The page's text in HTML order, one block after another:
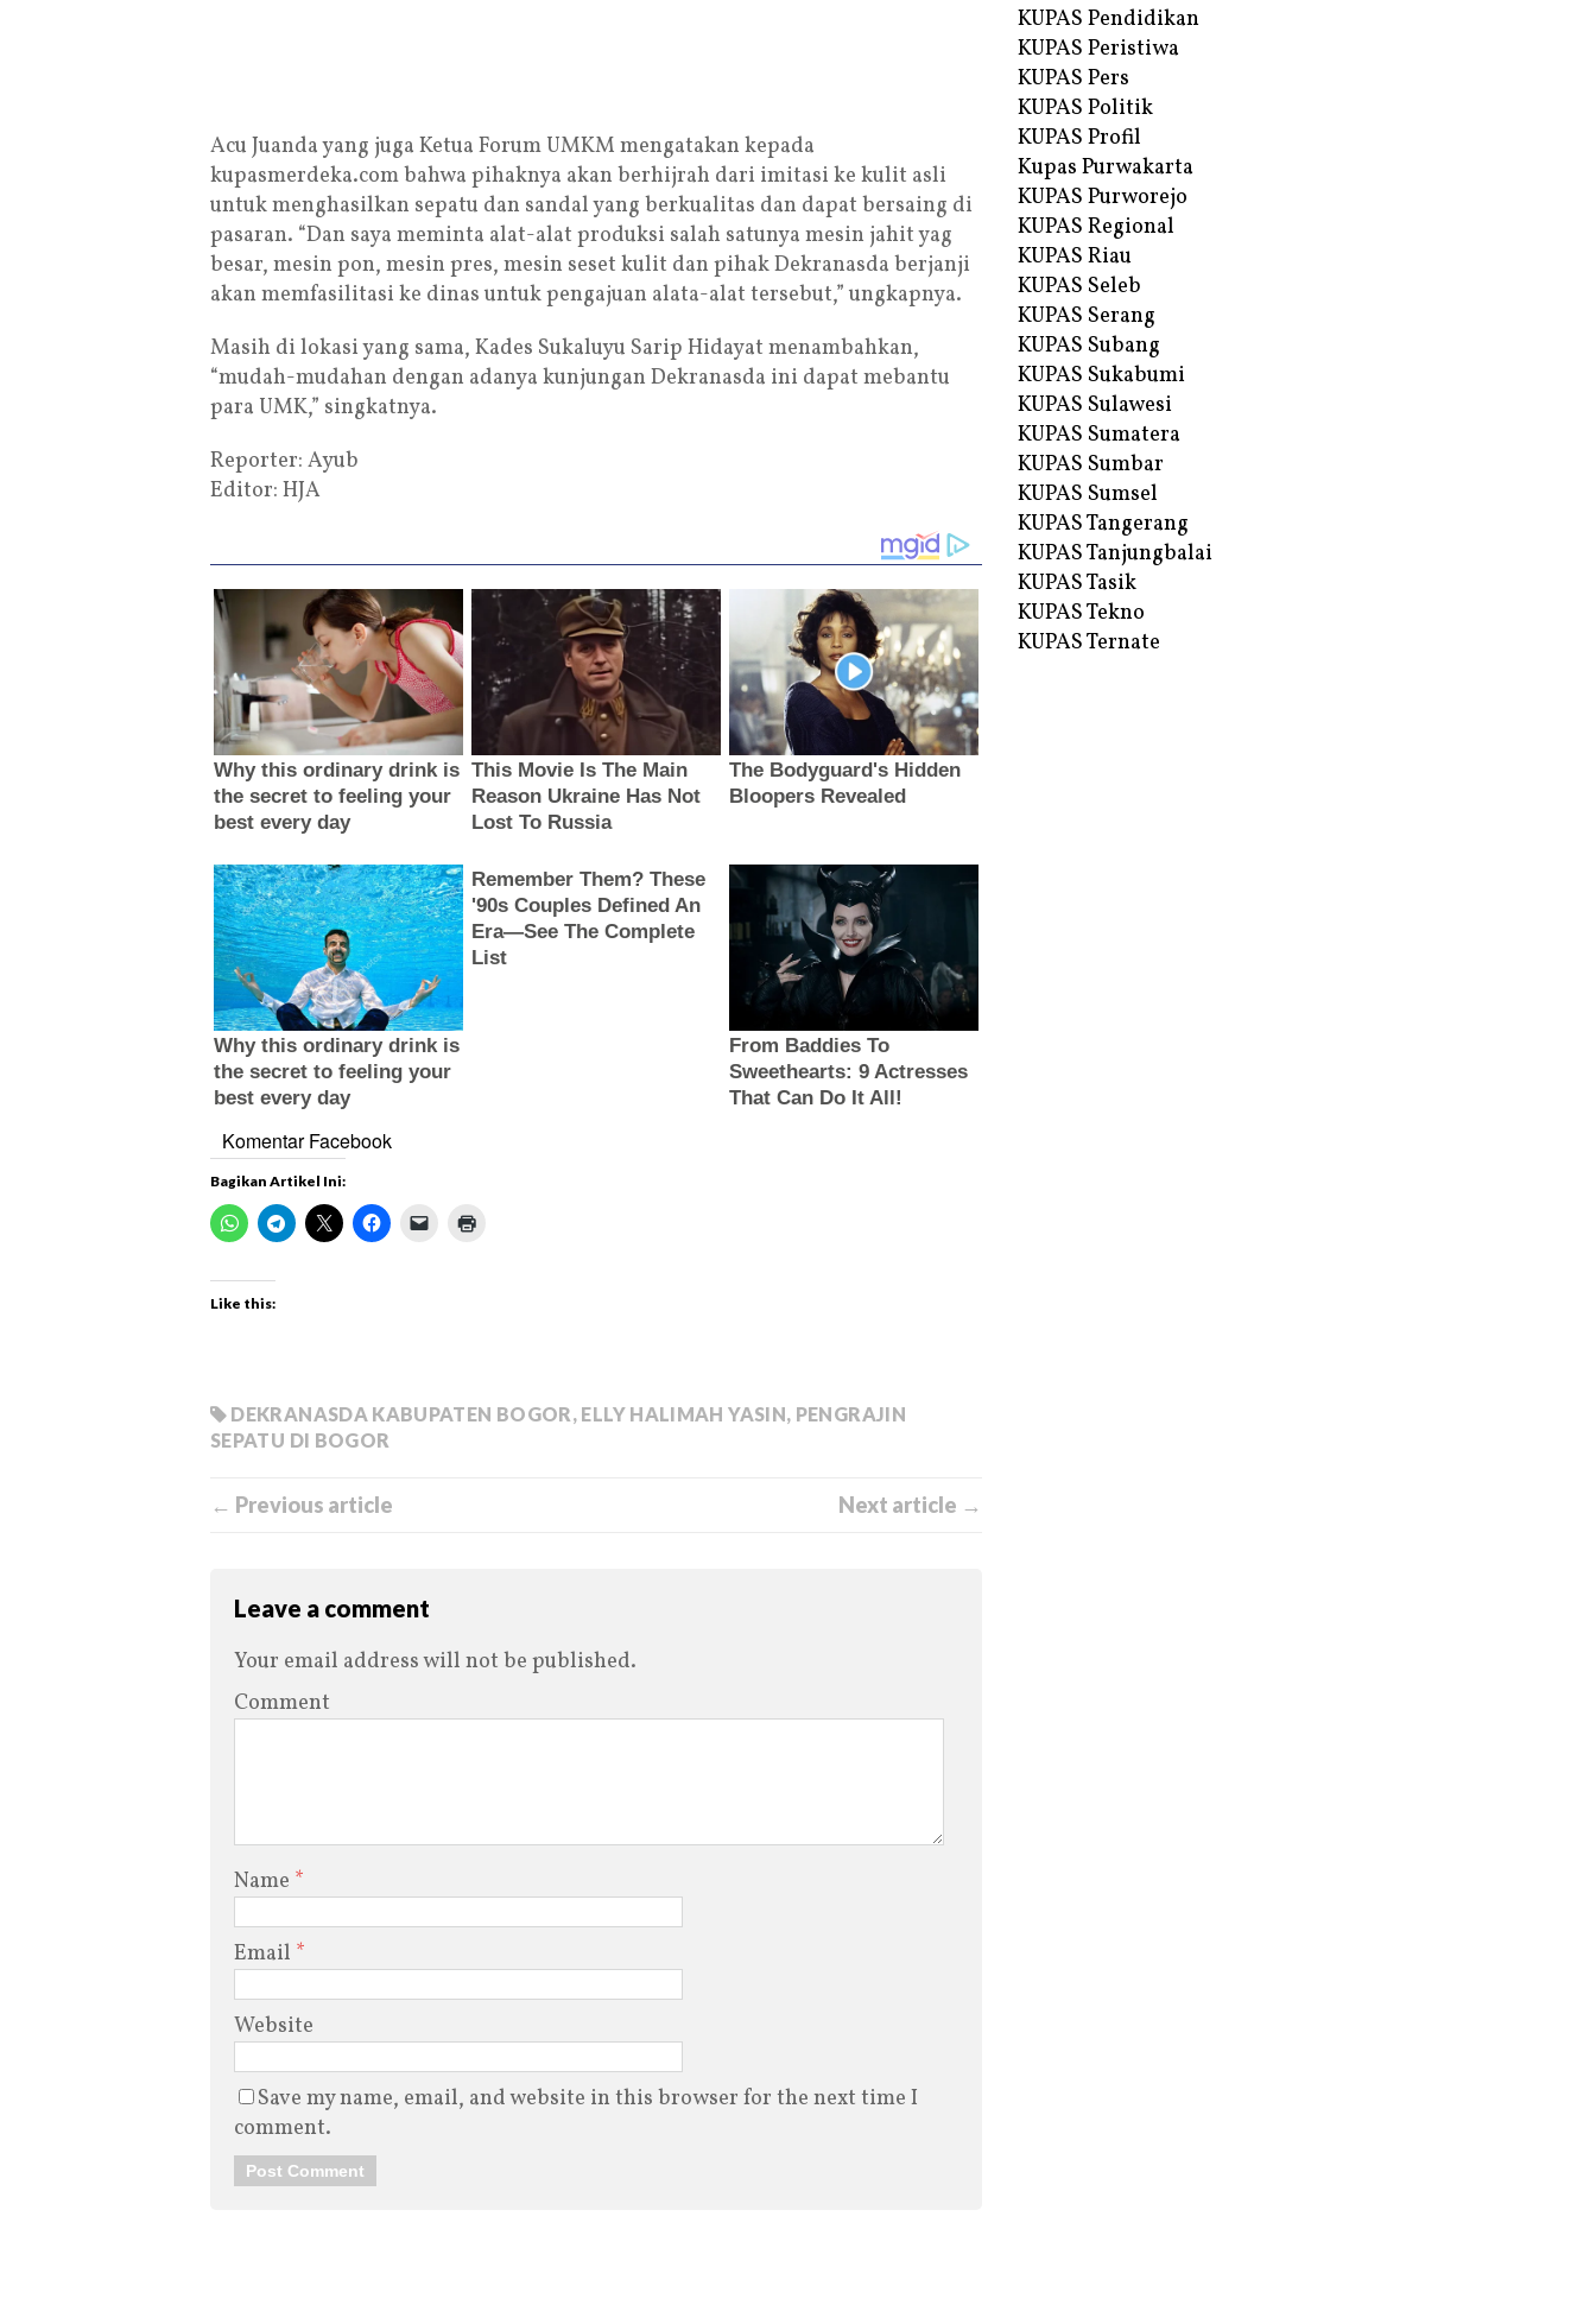
Acu Juanda yang juga Ketua Forum UMKM mengatakan kepada
kupasmerdeka.com bahwa pihaknya akan berhijrah dari imitasi ke kulit asli
untuk menghasilkan sepatu dan sandal yang berkualitas dan dapat bersaing di
pasaran. “Dan saya meminta alat-alat produksi salah satunya mesin jahit yag
besar, mesin pon, mesin pres, mesin seset kulit dan pihak Dekranasda berjanji
akan memfasilitasi ke dinas untuk pengajuan alata-alat tersebut,” ungkapnya.
Masih di lokasi yang sama, Kades Sukaluyu Sarip Hidayat menambahkan,
“mudah-mudahan dengan adanya kunjungan Dekranasda ini dapat mebantu
para UMK,” singkatnya.
Reporter: Ayub
Editor: HJA
Komentar Facebook
Bagikan Artikel Ini:
Like this:
DEKRANASDA KABUPATEN BOGOR, ELLY HALIMAH YASIN, PENGRAJIN
SEPATU DI BOGOR
← Previous article Next article →
Leave a comment
Your email address will not be published.
Comment
Name *
Email *
Website
Save my name, email, and website in this browser for the next time I
comment.
KUPAS Pendidikan
KUPAS Peristiwa
KUPAS Pers
KUPAS Politik
KUPAS Profil
Kupas Purwakarta
KUPAS Purworejo
KUPAS Regional
KUPAS Riau
KUPAS Seleb
KUPAS Serang
KUPAS Subang
KUPAS Sukabumi
KUPAS Sulawesi
KUPAS Sumatera
KUPAS Sumbar
KUPAS Sumsel
KUPAS Tangerang
KUPAS Tanjungbalai
KUPAS Tasik
KUPAS Tekno
KUPAS Ternate